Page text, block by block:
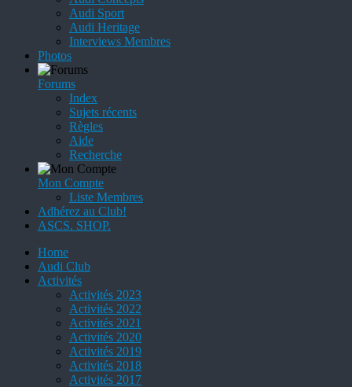
Audi Sport
Audi Heritage
Interviews Membres
Photos
Forums
Index
Sujets récents
Règles
Aide
Recherche
Mon Compte
Liste Membres
Adhérez au Club!
ASCS. SHOP.
Home
Audi Club
Activités
Activités 2023
Activités 2022
Activités 2021
Activités 2020
Activités 2019
Activités 2018
Activités 2017